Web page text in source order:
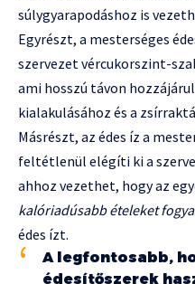
súlygyarapodáshoz is
Egyrészt, a mesterséges
szervezet vércukorszint-
ami hosszú távon
kialakulásához és a
Másrészt, az édes íz a
feltétlenül elégíti ki a
ahhoz vezethet, hogy az
kalóriadúsabb ételeket
édes ízt.
A legfontosabb,
édesítőszerek